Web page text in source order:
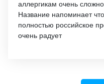
аллергикам очень
Название напоминает
полностью российское
очень радует